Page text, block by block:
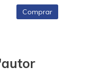
Comprar